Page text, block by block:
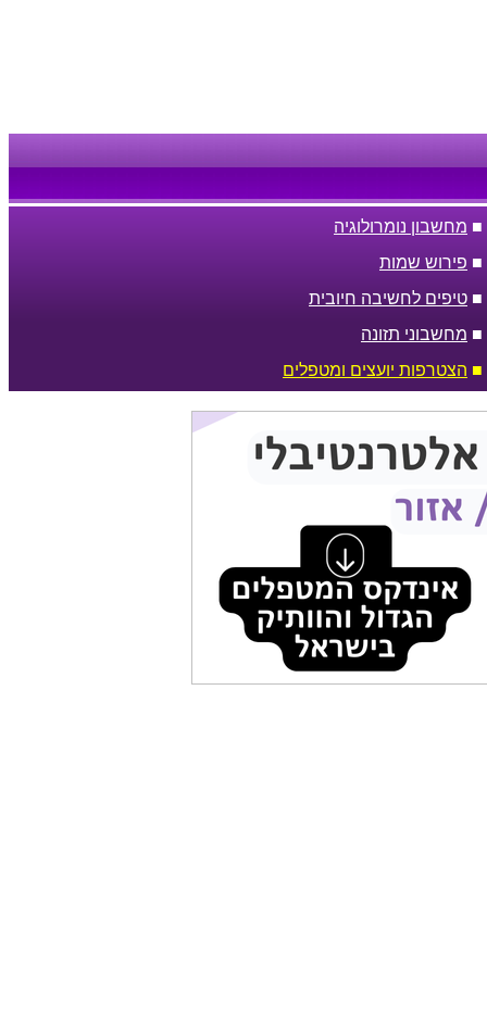
■ מחשבון נומרולוגיה
■ פירוש שמות
■ טיפים לחשיבה חיובית
■ מחשבוני תזונה
■ הצטרפות יועצים ומטפלים